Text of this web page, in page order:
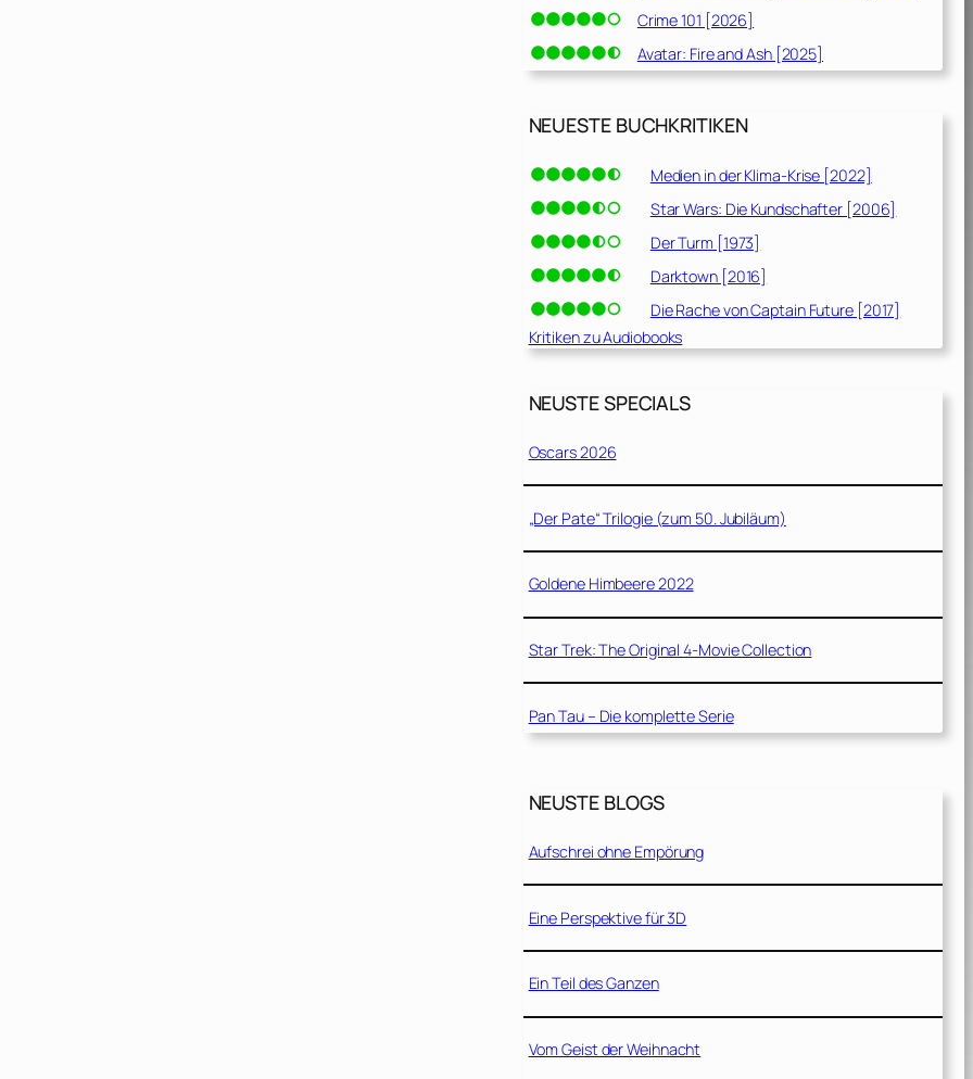
Crime 101 [2026]
Avatar: Fire and Ash [2025]
NEUESTE BUCHKRITIKEN
Medien in der Klima-Krise [2022]
Star Wars: Die Kundschafter [2006]
Der Turm [1973]
Darktown [2016]
Die Rache von Captain Future [2017]
Kritiken zu Audiobooks
NEUSTE SPECIALS
Oscars 2026
„Der Pate“ Trilogie (zum 50. Jubiläum)
Goldene Himbeere 2022
Star Trek: The Original 4-Movie Collection
Pan Tau – Die komplette Serie
NEUSTE BLOGS
Aufschrei ohne Empörung
Eine Perspektive für 3D
Ein Teil des Ganzen
Vom Geist der Weihnacht